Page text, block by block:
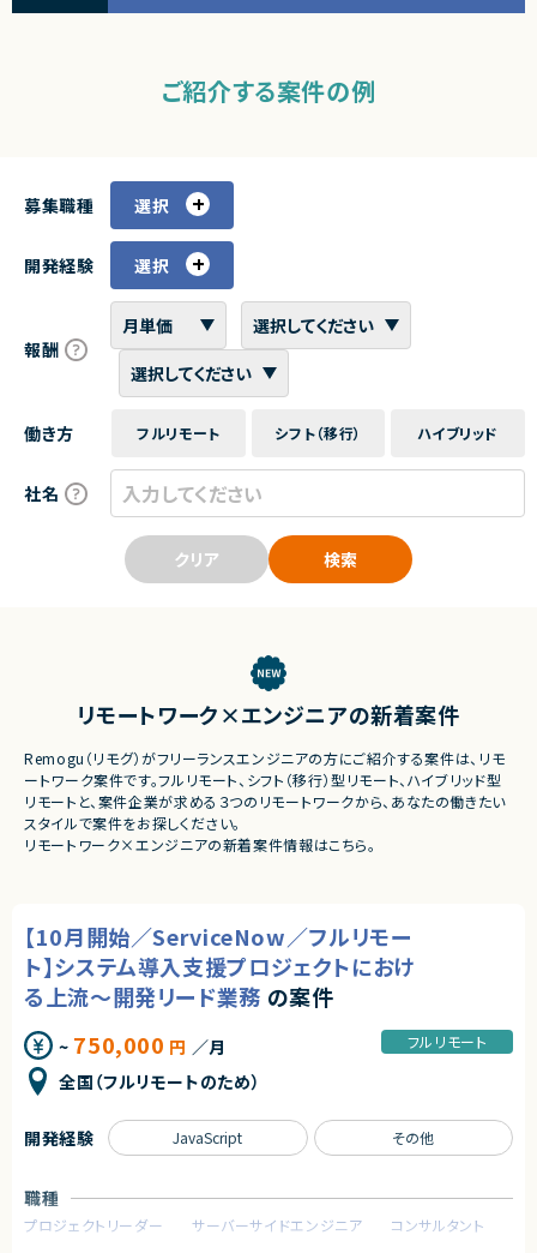
ご紹介する案件の例
募集職種 選択
開発経験 選択
報酬
働き方 フルリモート シフト（移行） ハイブリッド
社名
クリア 検索
リモートワーク×エンジニアの新着案件
Remogu（リモグ）がフリーランスエンジニアの方にご紹介する案件は、リモ
ートワーク案件です。フルリモート、シフト（移行）型リモート、ハイブリッド型
リモートと、案件企業が求める３つのリモートワークから、あなたの働きたい
スタイルで案件をお探しください。
リモートワーク×エンジニアの新着案件情報はこちら。
【10月開始／ServiceNow／フルリモー
ト】システム導入支援プロジェクトにおけ
る上流～開発リード業務 の案件
~ 750,000 円 ／月
全国（フルリモートのため）
フルリモート
職種
プロジェクトリーダー サーバーサイドエンジニア コンサルタント
開発経験 JavaScript その他